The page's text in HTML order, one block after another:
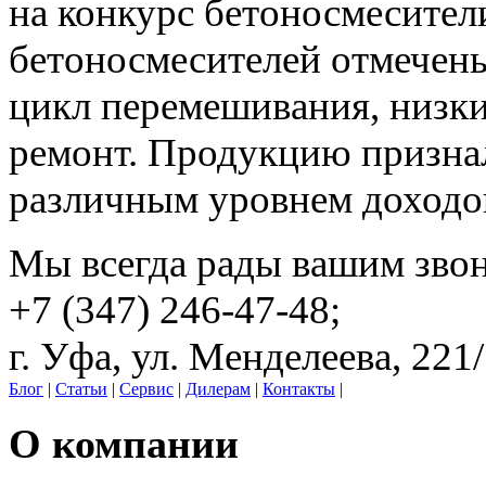
на конкурс
бетоносмесителей
цикл перемешивания,
ремонт. Продукцию
различным уровнем
Мы всегда рады вашим
+7 (347) 246-47-48;
г. Уфа, ул. Менделеева,
Блог | Статьи | Сервис | Дилерам | Контакты |
О компании